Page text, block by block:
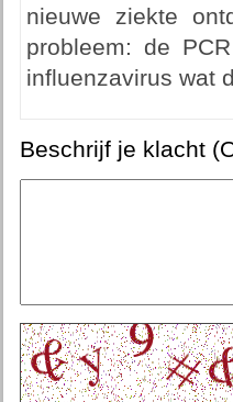
nieuwe ziekte
probleem: de
influenzavirus wat
Beschrijf je klacht